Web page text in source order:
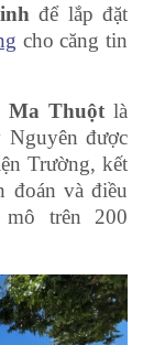
để lắp đặt
cho căng tin
Ma Thuột là
được
Trường, kết
đoán và điều
trên 200